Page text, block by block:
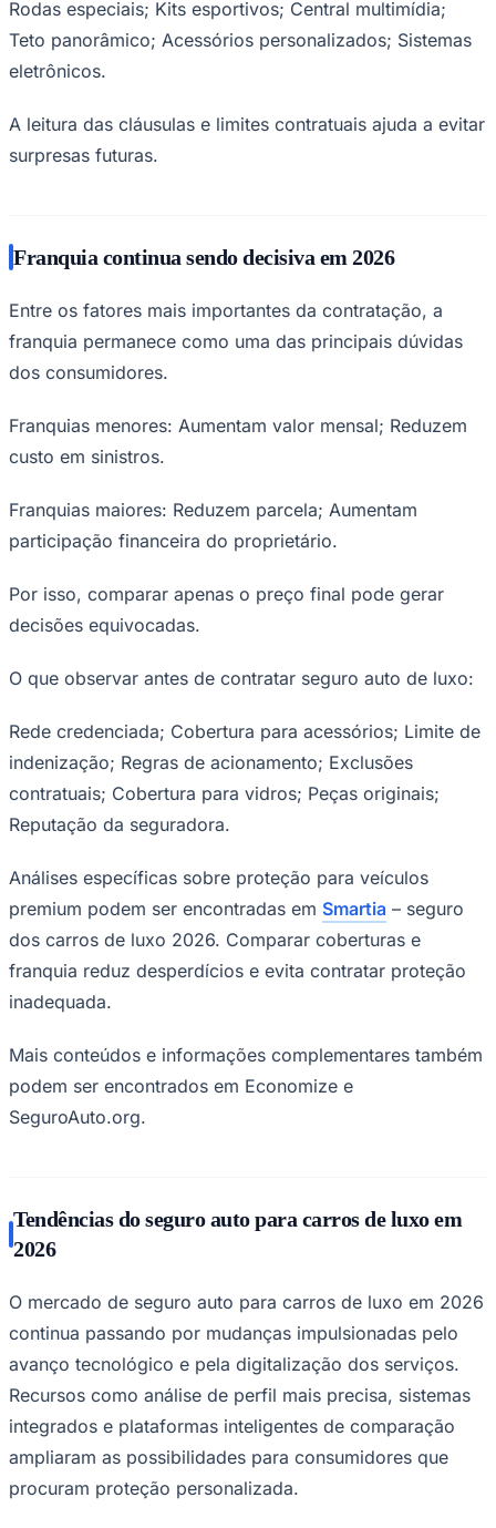
Fluminense
Vasco
Rodas especiais; Kits esportivos; Central multimídia;
Teto panorâmico; Acessórios personalizados; Sistemas
eletrônicos.
A leitura das cláusulas e limites contratuais ajuda a evitar
surpresas futuras.
Franquia continua sendo decisiva em 2026
Entre os fatores mais importantes da contratação, a
franquia permanece como uma das principais dúvidas
dos consumidores.
Franquias menores: Aumentam valor mensal; Reduzem
custo em sinistros.
Franquias maiores: Reduzem parcela; Aumentam
participação financeira do proprietário.
Por isso, comparar apenas o preço final pode gerar
decisões equivocadas.
O que observar antes de contratar seguro auto de luxo:
Rede credenciada; Cobertura para acessórios; Limite de
indenização; Regras de acionamento; Exclusões
contratuais; Cobertura para vidros; Peças originais;
Reputação da seguradora.
Análises específicas sobre proteção para veículos
premium podem ser encontradas em Smartia – seguro
dos carros de luxo 2026. Comparar coberturas e
franquia reduz desperdícios e evita contratar proteção
inadequada.
Mais conteúdos e informações complementares também
podem ser encontrados em Economize e
SeguroAuto.org.
Tendências do seguro auto para carros de luxo em
2026
O mercado de seguro auto para carros de luxo em 2026
continua passando por mudanças impulsionadas pelo
avanço tecnológico e pela digitalização dos serviços.
Recursos como análise de perfil mais precisa, sistemas
integrados e plataformas inteligentes de comparação
ampliaram as possibilidades para consumidores que
procuram proteção personalizada.